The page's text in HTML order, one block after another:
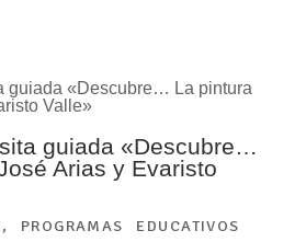
guiada «Descubre…
Arias y Evaristo
, PROGRAMAS EDUCATIVOS